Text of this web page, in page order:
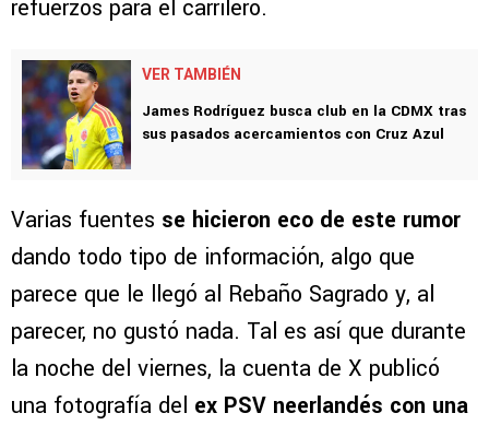
refuerzos para el carrilero.
VER TAMBIÉN
James Rodríguez busca club en la CDMX tras
sus pasados acercamientos con Cruz Azul
Varias fuentes se hicieron eco de este rumor
dando todo tipo de información, algo que
parece que le llegó al Rebaño Sagrado y, al
parecer, no gustó nada. Tal es así que durante
la noche del viernes, la cuenta de X publicó
una fotografía del ex PSV neerlandés con una